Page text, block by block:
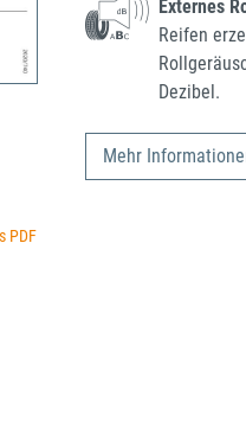
Externes
Reifen
Dezibel.
Mehr
PDF